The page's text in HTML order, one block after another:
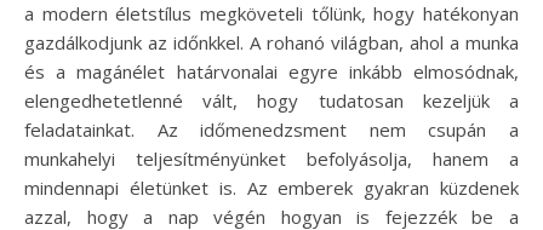
a modern életstílus megköveteli tőlünk, hogy hatékonyan
gazdálkodjunk az időnkkel. A rohanó világban, ahol a munka
és a magánélet határvonalai egyre inkább elmosódnak,
elengedhetetlenné vált, hogy tudatosan kezeljük a
feladatainkat. Az időmenedzsment nem csupán a
munkahelyi teljesítményünket befolyásolja, hanem a
mindennapi életünket is. Az emberek gyakran küzdenek
azzal, hogy a nap végén hogyan is fejezzék be a